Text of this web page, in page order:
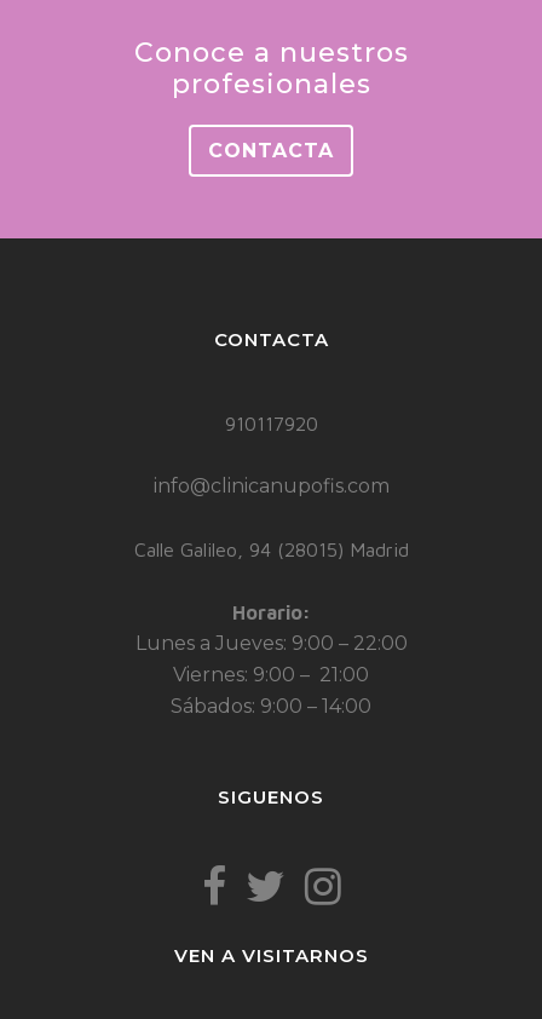
Conoce a nuestros
profesionales
CONTACTA
CONTACTA
910117920
info@clinicanupofis.com
Calle Galileo, 94 (28015) Madrid
Horario:
Lunes a Jueves: 9:00 – 22:00
Viernes: 9:00 – 21:00
Sábados: 9:00 – 14:00
SIGUENOS
VEN A VISITARNOS